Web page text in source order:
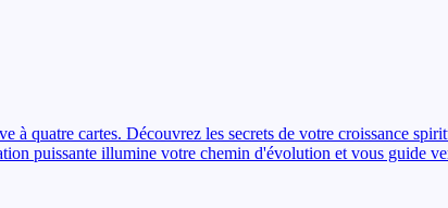
quatre cartes. Découvrez les secrets de votre croissance
puissante illumine votre chemin d'évolution et vous guide